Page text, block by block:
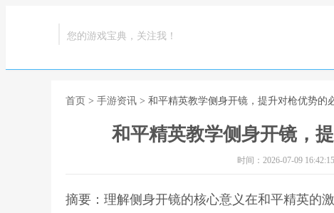
您的游戏宝典，关注我！
首页 > 手游资讯 > 和平精英教学侧身开镜，提升对枪优势的
和平精英教学侧身开镜，
时间：2026-07-09 16:42:15
摘要：理解侧身开镜的核心意义在和平精英的